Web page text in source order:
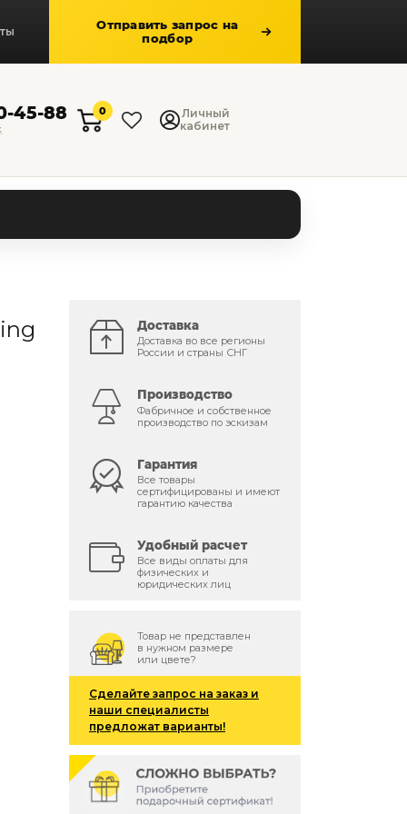
Отправить запрос на
подбор
45-88 0
Личный
кабинет
Доставка
Доставка во все регионы
России и страны СНГ
Производство
Фабричное и собственное
производство по эскизам
Гарантия
Все товары
сертифицированы и имеют
гарантию качества
Удобный расчет
Все виды оплаты для
физических и
юридических лиц
Товар не представлен
в нужном размере
или цвете?
Сделайте запрос на заказ и
наши специалисты
предложат варианты!